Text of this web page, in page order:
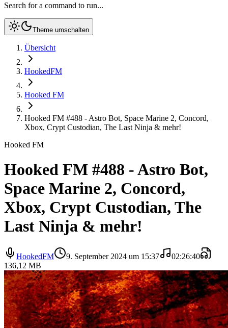
Search for a command to run...
Theme umschalten
Übersicht
HookedFM
Hooked FM
Hooked FM #488 - Astro Bot, Space Marine 2, Concord,
Xbox, Crypt Custodian, The Last Ninja & mehr!
Hooked FM
Hooked FM #488 - Astro Bot,
Space Marine 2, Concord,
Xbox, Crypt Custodian, The
Last Ninja & mehr!
HookedFM 9. September 2024 um 15:37
02:26:40
136,12 MB